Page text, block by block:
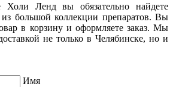
Холи Ленд вы обязательно найдете
из большой коллекции препаратов. Вы
в корзину и оформляете заказ. Мы
не только в Челябинске, но и
Имя